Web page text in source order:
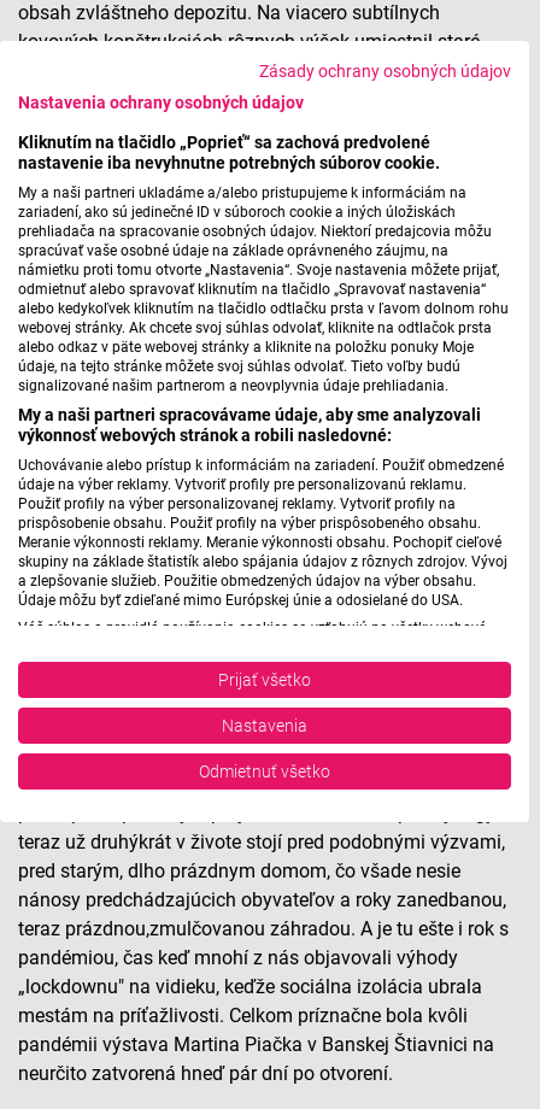
Zásady ochrany osobných údajov
Nastavenia ochrany osobných údajov
Kliknutím na tlačidlo „Poprieť“ sa zachová predvolené
nastavenie iba nevyhnutne potrebných súborov cookie.
My a naši partneri ukladáme a/alebo pristupujeme k informáciám na
zariadení, ako sú jedinečné ID v súboroch cookie a iných úložiskách
prehliadača na spracovanie osobných údajov. Niektorí predajcovia môžu
spracúvať vaše osobné údaje na základe oprávneného záujmu, na
námietku proti tomu otvorte „Nastavenia“. Svoje nastavenia môžete prijať,
odmietnuť alebo spravovať kliknutím na tlačidlo „Spravovať nastavenia“
alebo kedykoľvek kliknutím na tlačidlo odtlačku prsta v ľavom dolnom rohu
webovej stránky. Ak chcete svoj súhlas odvolať, kliknite na odtlačok prsta
alebo odkaz v päte webovej stránky a kliknite na položku ponuky Moje
údaje, na tejto stránke môžete svoj súhlas odvolať. Tieto voľby budú
signalizované našim partnerom a neovplyvnia údaje prehliadania.
My a naši partneri spracovávame údaje, aby sme analyzovali
výkonnosť webových stránok a robili nasledovné:
Uchovávanie alebo prístup k informáciám na zariadení. Použiť obmedzené
údaje na výber reklamy. Vytvoriť profily pre personalizovanú reklamu.
Použiť profily na výber personalizovanej reklamy. Vytvoriť profily na
prispôsobenie obsahu. Použiť profily na výber prispôsobeného obsahu.
Meranie výkonnosti reklamy. Meranie výkonnosti obsahu. Pochopiť cieľové
skupiny na základe štatistík alebo spájania údajov z rôznych zdrojov. Vývoj
a zlepšovanie služieb. Použitie obmedzených údajov na výber obsahu.
Údaje môžu byť zdieľané mimo Európskej únie a odosielané do USA.
Váš súhlas a pravidlá používania cookies sa vzťahujú na všetky webové
Stred, Rádio Regina Západ, Rádio Patria, Rádio Devín, RTVS, Hudobné
pozdravy, Rádio Slovensko, RSI Francais, RSI English, RSI Slovensky, Rádio
Junior, RSI, Rádio Regina Východ, Rádio_FM, RSI Espanol, NEV.
Zobraziť zoznam partnerov (1 predajcovia IAB)
Vaše údaje používame na nasledujúce účely:
Uchovávanie alebo prístup k informáciám na
zariadení
Použiť obmedzené údaje na výber reklamy
Vytvoriť profily pre personalizovanú reklamu
Použiť profily na výber personalizovanej
reklamy
Vytvoriť profily na prispôsobenie obsahu
Prijať všetko
Nastavenia
Odmietnuť všetko
obsah zvláštneho depozitu. Na viacero subtílnych
kovových konštrukciách rôznych výšok umiestnil staré
drevené zásuvky. V nich sú nájdené predmety rôznej
povahy, ale i artefakty ako kôstky ovocia, hnijúce jablko s
kosákom, knihy a nákresy, rôzne modely a makety,
fotografia alebo monitor s videom. Sú akýmisi
materializovanými asociáciami objavovania stôp
predchádzajúcich generácií, nánosov, ktoré zanechali, ale
môžu podnecovať i vlastné odkrývanie, či zoznamovanie
sa s novým prostredím. Muzeálna inštalácia pripisuje
všetkému špecifické významy, čo je momentálne obľúbený
fór. Posledný exponát v prvej miestnosti, model drevenej
kôlne či prístrešku, nás symbolicky pozýva do druhej
menšej časti. Tam na veľkej obrazovke vidíme zrejme onú,
reálnu stavbu v plameňoch. Spoločne s videom je v
miestnosti inštalovaný rozmerný objekt, pripomínajúci,
model obežných dráh planét, či časti mriežky kryštálu,
napríklad diamantu. Práve diamant je asociáciou, ktorú
navodzujú „uhlíky", kusy obhoreného dreva, ktoré tvoria
vrcholy kovovej štruktúry. Ak už v prvej časti hrá autor s
divákom pomyselnú hru na identifikáciu jednotlivých
objektov a ich súvislostí, tak neskôr ho necháva už len
po svojom, tým skôr, že projekt je predsa len stále trochu
intímny, surový a experimentujúci „work in progress" či
teazer k niečomu, čo snáď ešte len príde.
Autor týchto riadkov má osobný, či osobitý pohľad, snáď i
teraz už druhýkrát v živote stojí pred podobnými výzvami,
pred starým, dlho prázdnym domom, čo všade nesie
nánosy predchádzajúcich obyvateľov a roky zanedbanou,
teraz prázdnou,zmulčovanou záhradou. A je tu ešte i rok s
pandémiou, čas keď mnohí z nás objavovali výhody
„lockdownu" na vidieku, keďže sociálna izolácia ubrala
mestám na príťažlivosti. Celkom príznačne bola kvôli
pandémii výstava Martina Piačka v Banskej Štiavnici na
neurčito zatvorená hneď pár dní po otvorení.